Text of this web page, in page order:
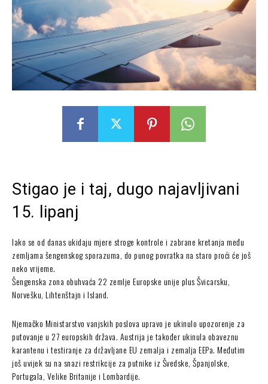
Stigao je i taj, dugo najavljivani
15. lipanj
Iako se od danas ukidaju mjere stroge kontrole i zabrane kretanja među
zemljama šengenskog sporazuma, do punog povratka na staro proći će još
neko vrijeme.
Šengenska zona obuhvaća 22 zemlje Europske unije plus Švicarsku,
Norvešku, Lihtenštajn i Island.
Njemačko Ministarstvo vanjskih poslova upravo je ukinulo upozorenje za
putovanje u 27 europskih država. Austrija je također ukinula obaveznu
karantenu i testiranje za državljane EU zemalja i zemalja EEPa. Međutim
još uvijek su na snazi restrikcije za putnike iz Švedske, Španjolske,
Portugala, Velike Britanije i Lombardije.